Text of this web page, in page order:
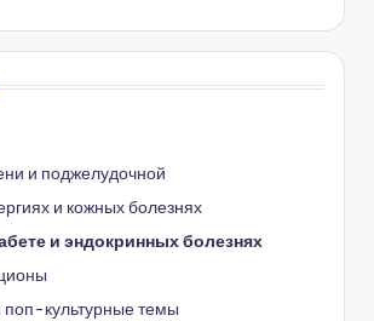
и поджелудочной
и кожных болезнях
и эндокринных болезнях
культурные темы